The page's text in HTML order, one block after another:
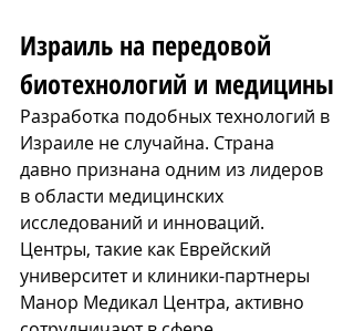
Израиль на передовой
биотехнологий и медицины
Разработка подобных технологий в
Израиле не случайна. Страна
давно признана одним из лидеров
в области медицинских
исследований и инноваций.
Центры, такие как Еврейский
университет и клиники-партнеры
Манор Медикал Центра, активно